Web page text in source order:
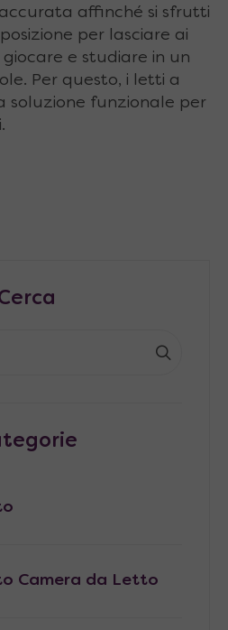
affinché si sfrutti
per lasciare ai
e studiare in un
Per questo, i letti a
soluzione funzionale per
Camera da Letto